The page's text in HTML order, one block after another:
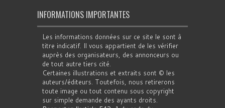
INFORMATIONS IMPORTANTES
Les informations données sur ce site le sont à
titre indicatif. Il vous appartient de les vérifier
auprès des organisateurs, des annonceurs ou
de tout autre tiers cité.
Certaines illustrations et extraits sont © les
auteurs/éditeurs. Toutefois, nous retirerons
toute image ou tout contenu sous copyright
sur simple demande des ayants droits.